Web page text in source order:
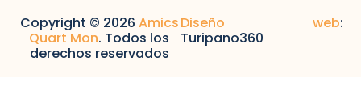
Copyright © 2026 Amics
Quart Mon. Todos los
derechos reservados
Diseño web:
Turipano360